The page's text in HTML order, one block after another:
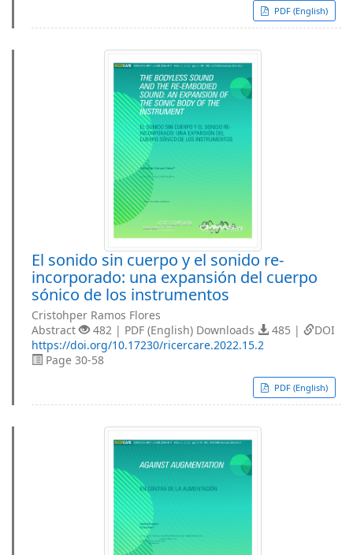
PDF (English)
El sonido sin cuerpo y el sonido re-
incorporado: una expansión del cuerpo
sónico de los instrumentos
Cristohper Ramos Flores
Abstract
482 | PDF (English) Downloads 485 |
DOI
https://doi.org/10.17230/ricercare.2022.15.2
Page 30-58
PDF (English)